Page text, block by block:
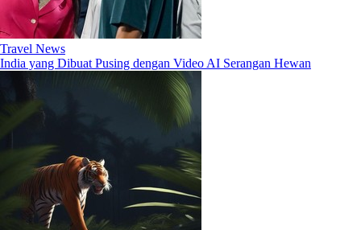
Travel News
India yang Dibuat Pusing dengan Video AI Serangan Hewan